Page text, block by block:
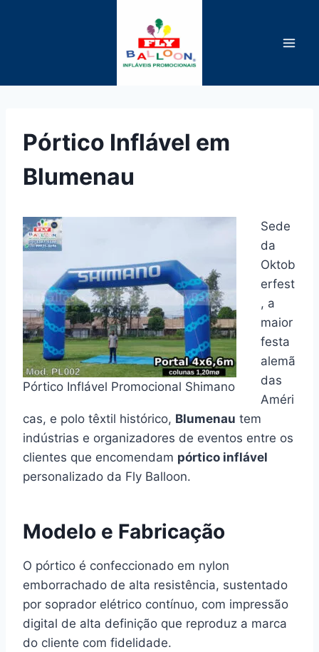
Pórtico Inflável em
Blumenau
Pórtico Inflável Promocional Shimano
Sede
da
Oktob
erfest
, a
maior
festa
alemã
das
Améri
cas, e polo têxtil histórico, Blumenau tem
indústrias e organizadores de eventos entre os
clientes que encomendam pórtico inflável
personalizado da Fly Balloon.
Modelo e Fabricação
O pórtico é confeccionado em nylon
emborrachado de alta resistência, sustentado
por soprador elétrico contínuo, com impressão
digital de alta definição que reproduz a marca
do cliente com fidelidade.